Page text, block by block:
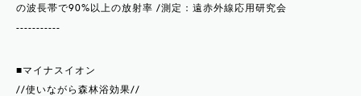
の波長帯で90%以上の放射率 /測定：遠赤外線応用研究会
-----------
■マイナスイオン
//使いながら森林浴効果//